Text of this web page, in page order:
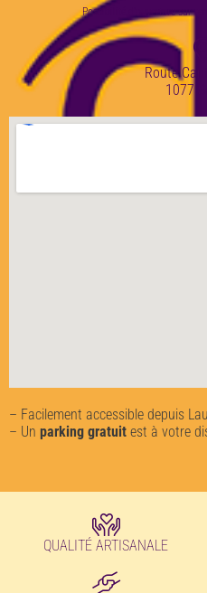
Possibilité d'ouverture sur
Route
1077
– Facilement accessible depuis
– Un parking gratuit est à votre
QUALITÉ ARTISANALE